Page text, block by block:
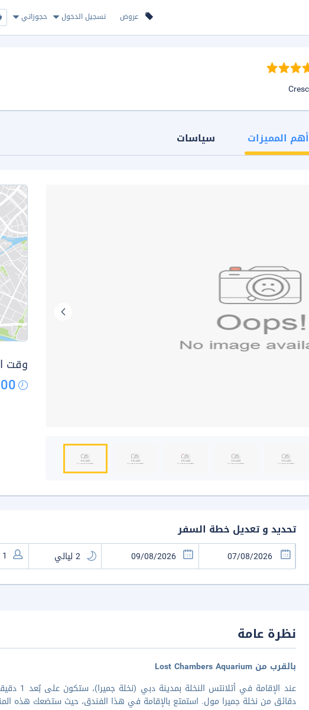
عروض تسجيل الدخول حجوزاتي
أهم المميزات سياسات
وقت
تحديد و تعديل خطة السفر
نظرة عامة
بالقرب من Lost Chambers Aquarium
دقائق من نخلة جميرا مول. استمتع بالإقامة في هذا الفندق، حيث ستضعك هذه